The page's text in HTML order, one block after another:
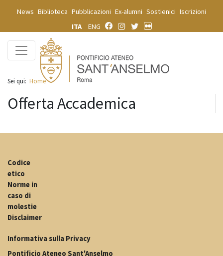
News Biblioteca Pubblicazioni Ex-alumni Sostienici Iscrizioni
ITA
ENG
Sei qui: Home
Offerta Accademica
Codice
etico
Norme in
caso di
molestie
Disclaimer
Informativa sulla Privacy
Pontificio Ateneo Sant'Anselmo